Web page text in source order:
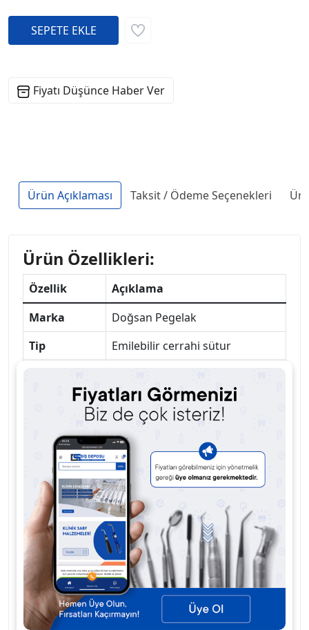
Fiyatı Düşünce Haber Ver
Ürün Açıklaması Taksit / Ödeme Seçenekleri
Ürün Özellikleri:
Özellik
Açıklama
Marka
Doğsan Pegelak
Tip
Emilebilir cerrahi sütur
3/0
16 mm 3/8 Keskin
İp Uzunluğu
75 cm
Yapı
Multifilament (örgülü)
Renk
Mor
Sterilizasyon
Steril, tek kullanımlık
Paket İçeriği
12 adet sütur
Emilim
Süresi
Yaklaşık 56 - 70 gün